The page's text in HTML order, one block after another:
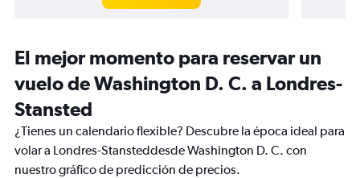
El mejor momento para reservar un
vuelo de Washington D. C. a Londres-
Stansted
¿Tienes un calendario flexible? Descubre la época ideal para
volar a Londres-Stansteddesde Washington D. C. con
nuestro gráfico de predicción de precios.